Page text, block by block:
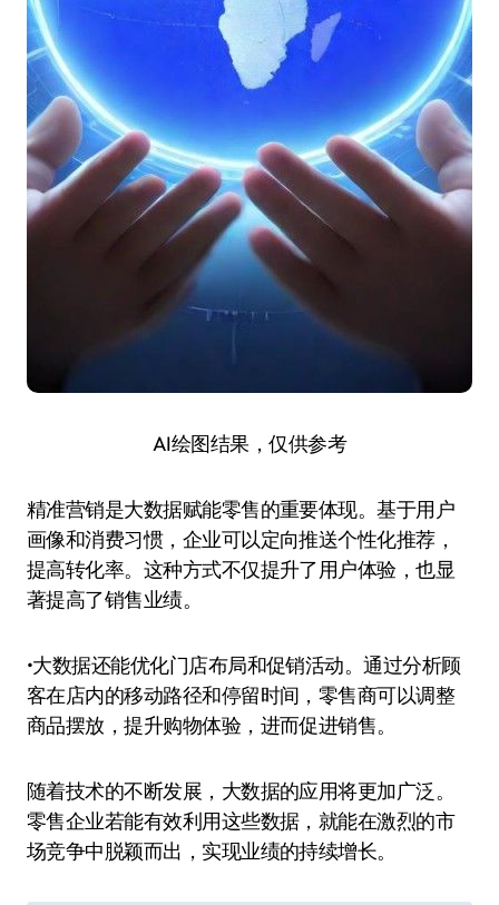
AI绘图结果，仅供参考
精准营销是大数据赋能零售的重要体现。基于用户
画像和消费习惯，企业可以定向推送个性化推荐，
提高转化率。这种方式不仅提升了用户体验，也显
著提高了销售业绩。
•大数据还能优化门店布局和促销活动。通过分析顾
客在店内的移动路径和停留时间，零售商可以调整
商品摆放，提升购物体验，进而促进销售。
随着技术的不断发展，大数据的应用将更加广泛。
零售企业若能有效利用这些数据，就能在激烈的市
场竞争中脱颖而出，实现业绩的持续增长。